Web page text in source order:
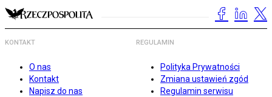
KONTAKT
O nas
Kontakt
Napisz do nas
REGULAMIN
Polityka Prywatności
Zmiana ustawień zgód
Regulamin serwisu